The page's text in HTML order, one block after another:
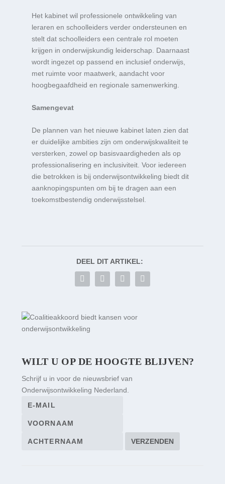
Het kabinet wil professionele ontwikkeling van
leraren en schoolleiders verder ondersteunen en
stelt dat schoolleiders een centrale rol moeten
krijgen in onderwijskundig leiderschap. Daarnaast
wordt ingezet op passend en inclusief onderwijs,
met ruimte voor maatwerk, aandacht voor
hoogbegaafdheid en regionale samenwerking.
Samengevat
De plannen van het nieuwe kabinet laten zien dat
er duidelijke ambities zijn om onderwijskwaliteit te
versterken, zowel op basisvaardigheden als op
professionalisering en inclusiviteit. Voor iedereen
die betrokken is bij onderwijsontwikkeling biedt dit
aanknopingspunten om bij te dragen aan een
toekomstbestendig onderwijsstelsel.
DEEL DIT ARTIKEL:
WILT U OP DE HOOGTE BLIJVEN?
Schrijf u in voor de nieuwsbrief van
Onderwijsontwikkeling Nederland.